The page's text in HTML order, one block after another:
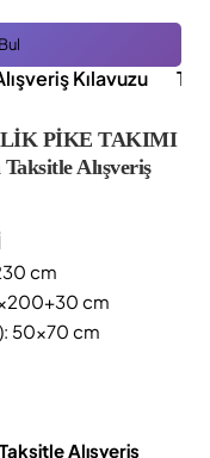
Kılavuzu
PİKE TAKIMI
Alışveriş
cm
cm
50x70 cm
Alışveriş